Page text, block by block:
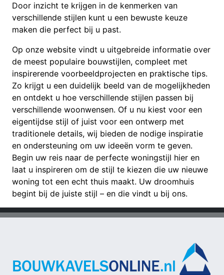
Door inzicht te krijgen in de kenmerken van
verschillende stijlen kunt u een bewuste keuze
maken die perfect bij u past.
Op onze website vindt u uitgebreide informatie over
de meest populaire bouwstijlen, compleet met
inspirerende voorbeeldprojecten en praktische tips.
Zo krijgt u een duidelijk beeld van de mogelijkheden
en ontdekt u hoe verschillende stijlen passen bij
verschillende woonwensen. Of u nu kiest voor een
eigentijdse stijl of juist voor een ontwerp met
traditionele details, wij bieden de nodige inspiratie
en ondersteuning om uw ideeën vorm te geven.
Begin uw reis naar de perfecte woningstijl hier en
laat u inspireren om de stijl te kiezen die uw nieuwe
woning tot een echt thuis maakt. Uw droomhuis
begint bij de juiste stijl – en die vindt u bij ons.